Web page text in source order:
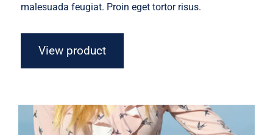
malesuada feugiat. Proin eget tortor risus.
View product